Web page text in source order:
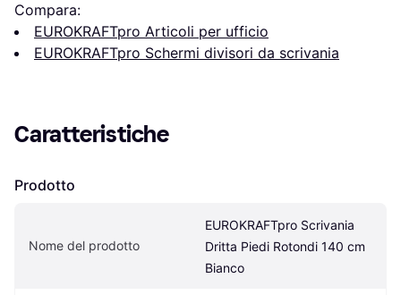
Compara:
EUROKRAFTpro Articoli per ufficio
EUROKRAFTpro Schermi divisori da scrivania
Caratteristiche
Prodotto
Nome del prodotto
EUROKRAFTpro Scrivania
Dritta Piedi Rotondi 140 cm
Bianco